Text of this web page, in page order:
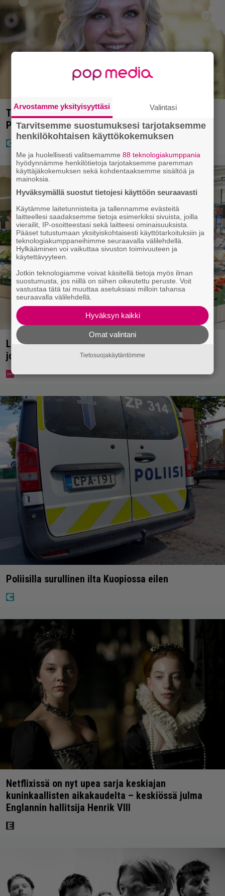
Tältä näyttää Vappu Pimiän perhelomalla
Portugalissa – ”Kaunis mekko”
Lidl aloitti jättialennukset – kotimaiset kasvikset
jopa 40 prosentin alennuksessa
Poliisilla surullinen ilta Kuopiossa eilen
Netflixissä on nyt upea sarja keskiajan
kuninkaallisten aikakaudelta – keskiössä julma
Englannin hallitsija Henrik VIII
Arvostamme yksityisyyttäsi Valintasi
Tarvitsemme suostumuksesi tarjotaksemme
henkilökohtaisen käyttökokemuksen
Me ja huolellisesti valitsemamme88 teknologiakumppania
hyödynnämme henkilötietoja tarjotaksemme paremman
käyttäjäkokemuksen sekä kohdentaaksemme sisältöä ja
mainoksia.
Hyväksymällä suostut tietojesi käyttöön seuraavasti
Käytämme laitetunnisteita ja tallennamme evästeitä
laitteellesi saadaksemme tietoja esimerkiksi sivuista, joilla
vierailit, IP-osoitteestasi sekä laitteesi ominaisuuksista.
Pääset tutustumaan yksityiskohtaisesti käyttötarkoituksiin ja
teknologiakumppaneihimme seuraavalla välilehdellä.
Hylkääminen voi vaikuttaa sivuston toimivuuteen ja
käytettävyyteen.
Jotkin teknologiamme voivat käsitellä tietoja myös ilman
suostumusta, jos niillä on siihen oikeutettu peruste. Voit
vastustaa tätä tai muuttaa asetuksiasi milloin tahansa
seuraavalla välilehdellä.
Hyväksyn kaikki
Omat valintani
Tietosuojakäytäntömme